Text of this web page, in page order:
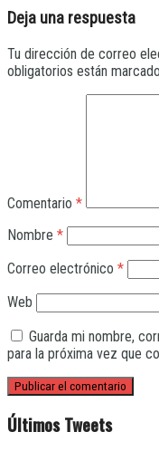
Deja una respuesta
Tu dirección de correo
obligatorios están
Comentario *
Nombre *
Correo electrónico *
Web
Guarda mi nombre,
para la próxima vez que
Últimos Tweets